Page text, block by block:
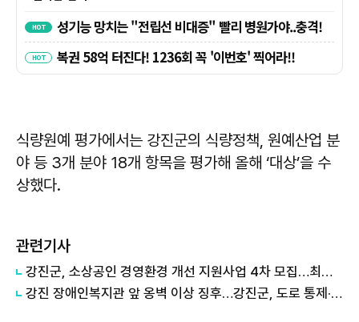
식량원예 평가에서는 강진군의 식량정책, 원예산업 분
야 등 3개 분야 18개 항목을 평가해 올해 ‘대상’을 수
상했다.
관련기사
강진군, 소상공인 경영환경 개선 지원사업 4차 모집…최대 200만원 지원
강진 장애인복지관 앞 옹벽 이상 징후…강진군, 도로 통제·긴급 안전조치